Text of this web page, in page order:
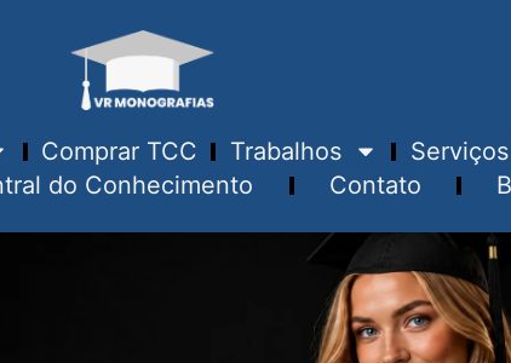
Comprar TCC Trabalhos Serviços
do Conhecimento Contato